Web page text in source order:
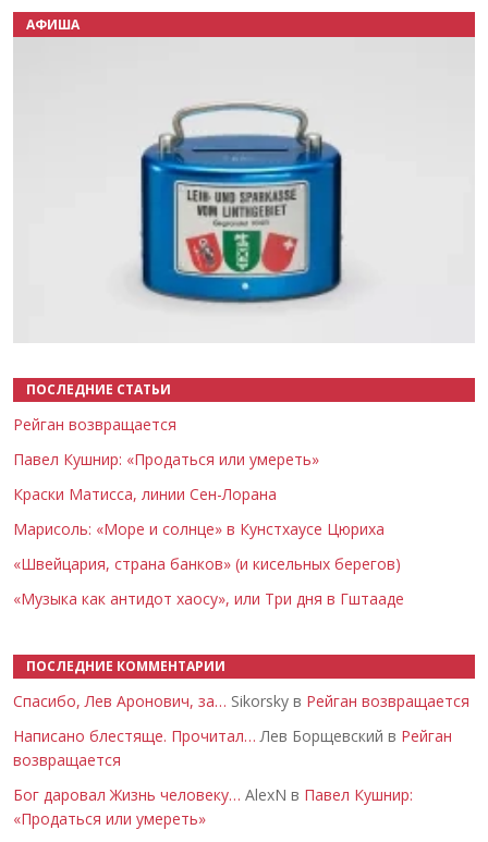
АФИША
ПОСЛЕДНИЕ СТАТЬИ
Рейган возвращается
Павел Кушнир: «Продаться или умереть»
Краски Матисса, линии Сен-Лорана
Марисоль: «Море и солнце» в Кунстхаусе Цюриха
«Швейцария, страна банков» (и кисельных берегов)
«Музыка как антидот хаосу», или Три дня в Гштааде
ПОСЛЕДНИЕ КОММЕНТАРИИ
Спасибо, Лев Аронович, за… Sikorsky в Рейган возвращается
Написано блестяще. Прочитал… Лев Борщевский в Рейган
возвращается
Бог даровал Жизнь человеку… AlexN в Павел Кушнир:
«Продаться или умереть»